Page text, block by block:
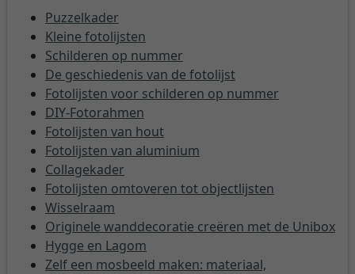
Puzzelkader
Kleine fotolijsten
Schilderen op nummer
De geschiedenis van de fotolijst
Fotolijsten voor schilderen op nummer
DIY-Fotorahmen
Fotolijsten van hout
Fotolijsten van aluminium
Collagekader
Fotolijsten omtoveren tot objectlijsten
Wisselraam
Originele wanddecoratie creëren met de Unibox
Hygge en Lagom
Zelf een mosbeeld maken: materiaal,